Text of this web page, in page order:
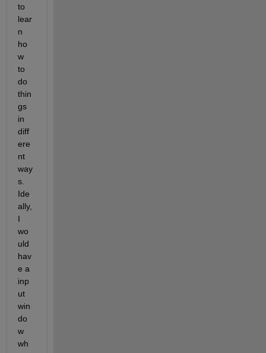
to
lear
n
ho
w
to
do
thin
gs
in
diff
ere
nt
way
s.
Ide
ally,
I
wo
uld
hav
e a
inp
ut
win
do
w
wh